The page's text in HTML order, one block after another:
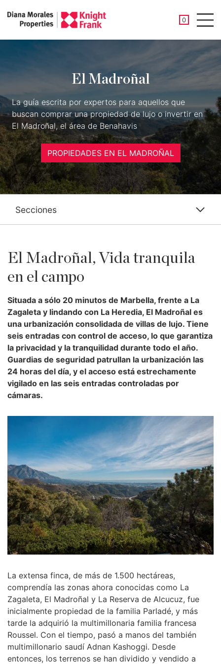
0
El Madroñal
La guía escrita por expertos para aquellos que
buscan comprar una propiedad de lujo o invertir en
El Madroñal, el área de Benahavis
PROPIEDADES EN EL MADROÑAL
Secciones
El Madroñal, Vida tranquila
en el campo
Situada a sólo 20 minutos de Marbella, frente a La
Zagaleta y lindando con La Heredia, El Madroñal es
una urbanización consolidada de villas de lujo. Tiene
seis entradas con control de acceso, lo que garantiza
la privacidad y la tranquilidad durante todo el año.
Guardias de seguridad patrullan la urbanización las
24 horas del día, y el acceso está estrechamente
vigilado en las seis entradas controladas por
cámaras.
La extensa finca, de más de 1.500 hectáreas,
comprendía las zonas ahora conocidas como La
Zagaleta, El Madroñal y La Reserva de Alcucuz, fue
inicialmente propiedad de la familia Parladé, y más
tarde la adquirió la multimillonaria familia francesa
Roussel. Con el tiempo, pasó a manos del también
multimillonario saudí Adnan Kashoggi. Desde
entonces, los terrenos se han dividido y vendido a